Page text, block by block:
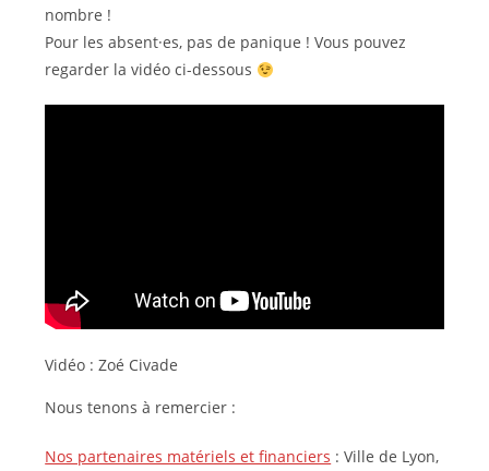
nombre !
Pour les absent·es, pas de panique ! Vous pouvez
regarder la vidéo ci-dessous
Vidéo : Zoé Civade
Nous tenons à remercier :
Nos partenaires matériels et financiers : Ville de Lyon,